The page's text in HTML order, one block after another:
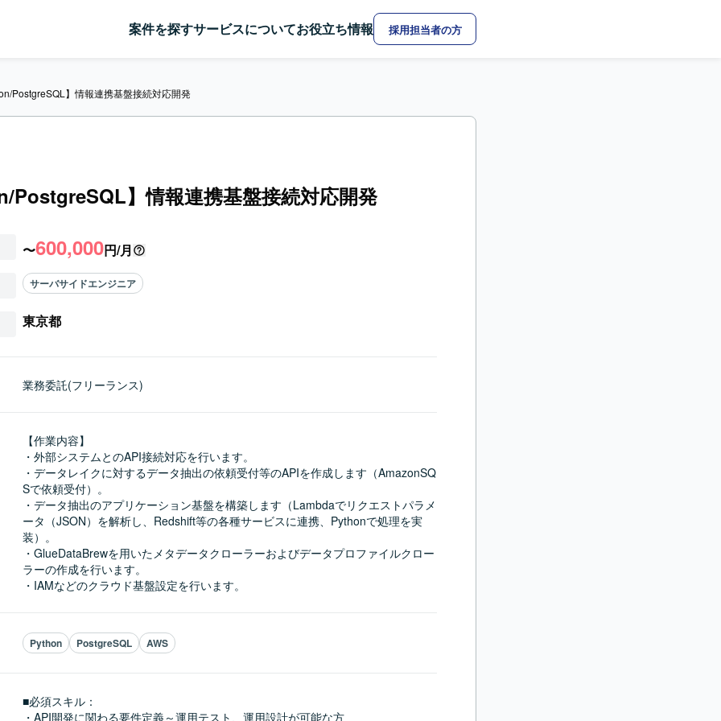
案件を探すサービスについてお役立ち情報 採用担当者の方
PostgreSQL】情報連携基盤接続対応開発
PostgreSQL】情報連携基盤接続対応開発
〜600,000円/月
サーバサイドエンジニア
東京都
業務委託(フリーランス)
【作業内容】
・外部システムとのAPI接続対応を行います。
・データレイクに対するデータ抽出の依頼受付等のAPIを作成します（AmazonSQ
Sで依頼受付）。
・データ抽出のアプリケーション基盤を構築します（Lambdaでリクエストパラメ
ータ（JSON）を解析し、Redshift等の各種サービスに連携、Pythonで処理を実
装）。
・GlueDataBrewを用いたメタデータクローラーおよびデータプロファイルクロー
ラーの作成を行います。
・IAMなどのクラウド基盤設定を行います。
Python PostgreSQL AWS
■必須スキル：
・API開発に関わる要件定義～運用テスト、運用設計が可能な方